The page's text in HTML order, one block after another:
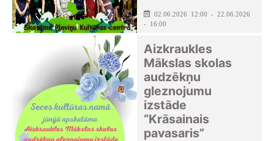
02.06.2026 12:00 - 22.06.2026
- 16:00
Aizkraukles
Mākslas skolas
audzēkņu
gleznojumu
izstāde
“Krāsainais
pavasaris”